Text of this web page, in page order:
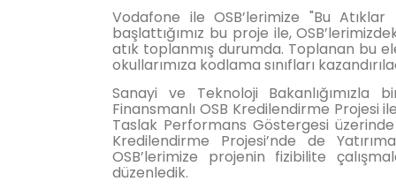
Vodafone ile OSB’lerimize "Bu
başlattığımız bu proje ile,
atık toplanmış durumda. Toplanan bu
okullarımıza kodlama sınıfları
Sanayi ve Teknoloji Bakanlığımızla
Finansmanlı OSB Kredilendirme Projesi
Taslak Performans Göstergesi
Kredilendirme Projesi’nde de
OSB’lerimize projenin fizibilite
düzenledik.